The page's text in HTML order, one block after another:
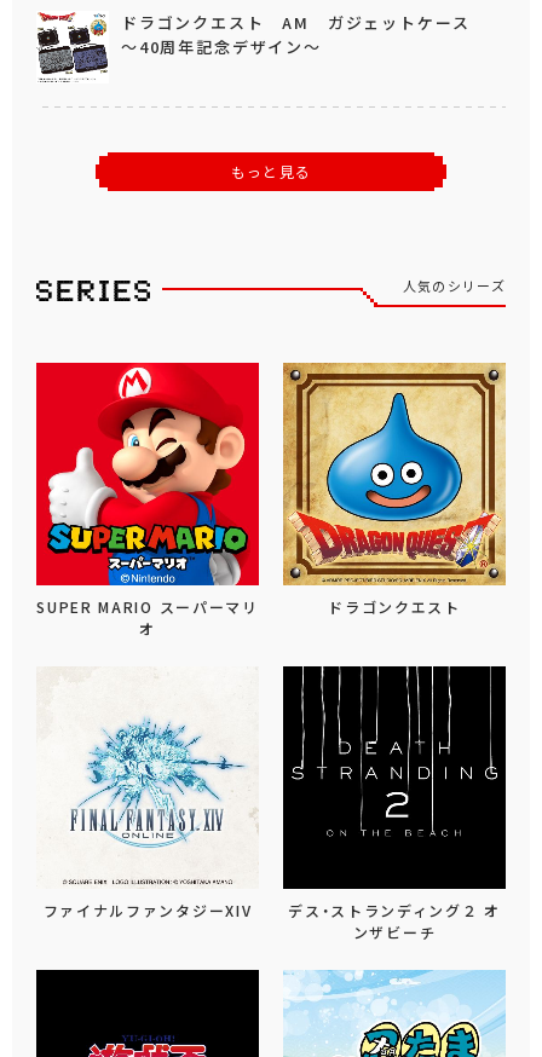
ドラゴンクエスト AM ガジェットケース
～40周年記念デザイン～
もっと見る
人気のシリーズ
SUPER MARIO スーパーマリ
オ
ドラゴンクエスト
ファイナルファンタジーXIV
デス・ストランディング２ オ
ンザビーチ